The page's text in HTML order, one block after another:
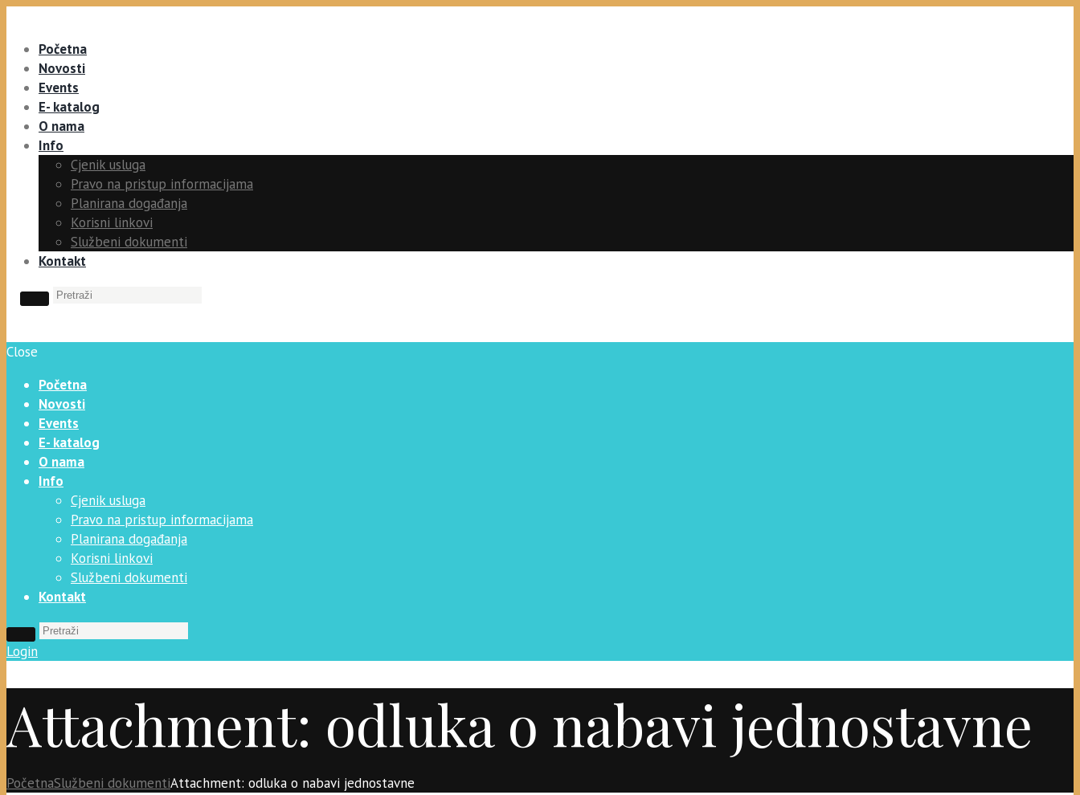
Početna
Novosti
Events
E- katalog
O nama
Info
Cjenik usluga
Pravo na pristup informacijama
Planirana događanja
Korisni linkovi
Službeni dokumenti
Kontakt
Close
Početna
Novosti
Events
E- katalog
O nama
Info
Cjenik usluga
Pravo na pristup informacijama
Planirana događanja
Korisni linkovi
Službeni dokumenti
Kontakt
Login
Attachment: odluka o nabavi jednostavne
PočetnaSlužbeni dokumentiAttachment: odluka o nabavi jednostavne